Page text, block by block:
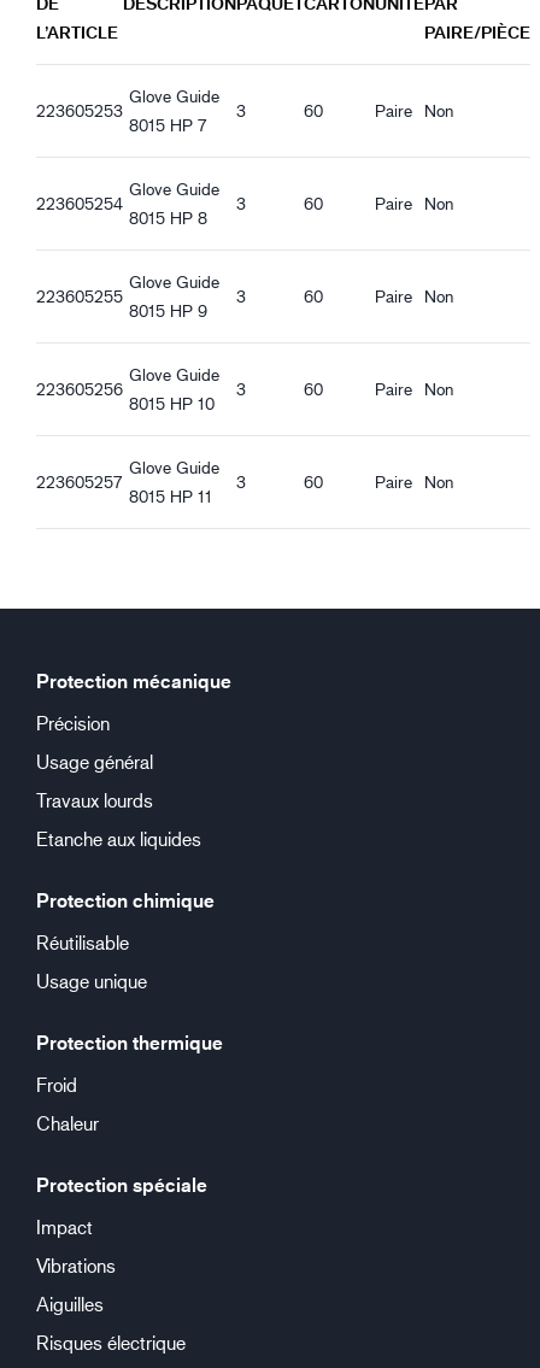
Renforcement au niveau de la paume
Poron
Caractéristiques de qualité
Conforme avec la réglementation REACH
Caractéristiques ergonomiques
Ajustement près de la main
Pré-formé
Guide 8015_nl-NL_Productsheet.pdf
Guide 8015_es-ES_Productsheet.pdf
Guide 8015_it-IT_Productsheet.pdf
Guide 8015_ro-RO_Productsheet.pdf
Guide 8015_hu-HU_Productsheet.pdf
Guide 8015_et-EE_Productsheet.pdf
L’ARTICLE
PAIRE/PIÈCE
223605253
Glove Guide
8015 HP 7
3 60 Paire Non
223605254
Glove Guide
8015 HP 8
3 60 Paire Non
223605255
Glove Guide
8015 HP 9
3 60 Paire Non
223605256
Glove Guide
8015 HP 10
3 60 Paire Non
223605257
Glove Guide
8015 HP 11
3 60 Paire Non
Protection mécanique
Précision
Usage général
Travaux lourds
Etanche aux liquides
Protection chimique
Réutilisable
Usage unique
Protection thermique
Froid
Chaleur
Protection spéciale
Impact
Vibrations
Aiguilles
Risques électrique